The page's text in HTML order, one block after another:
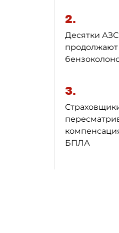
2.
Десятки
продолжают
3.
БПЛА